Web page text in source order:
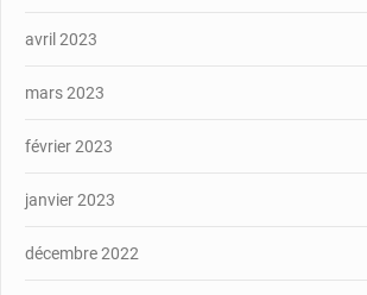
avril 2023
mars 2023
février 2023
janvier 2023
décembre 2022